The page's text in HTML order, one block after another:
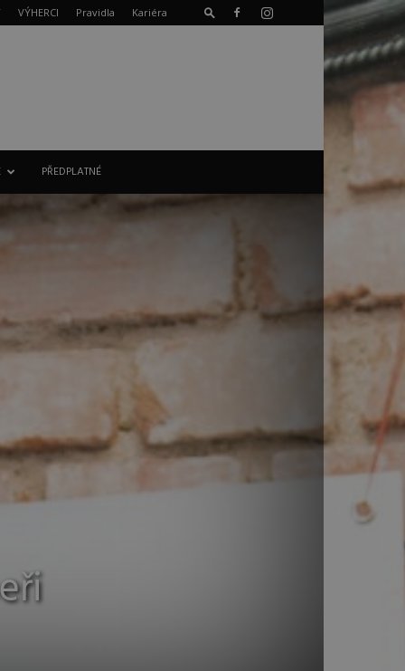
VÝHERCI Pravidla Kariéra
PŘEDPLATNÉ